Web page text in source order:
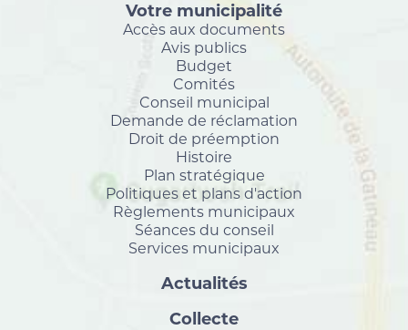
Votre municipalité
Accès aux documents
Avis publics
Budget
Comités
Conseil municipal
Demande de réclamation
Droit de préemption
Histoire
Plan stratégique
Politiques et plans d'action
Règlements municipaux
Séances du conseil
Services municipaux
Actualités
Collecte